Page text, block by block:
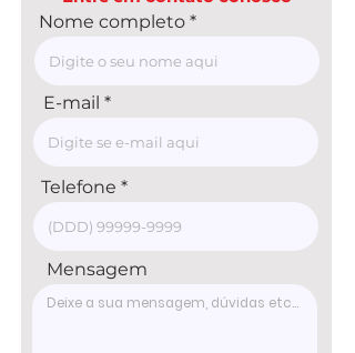
Nome completo
E-mail
Telefone
Mensagem